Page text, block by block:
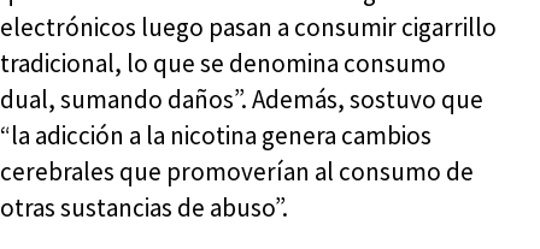
electrónicos luego pasan a consumir cigarrillo
tradicional, lo que se denomina consumo
dual, sumando daños”. Además, sostuvo que
“la adicción a la nicotina genera cambios
cerebrales que promoverían al consumo de
otras sustancias de abuso”.